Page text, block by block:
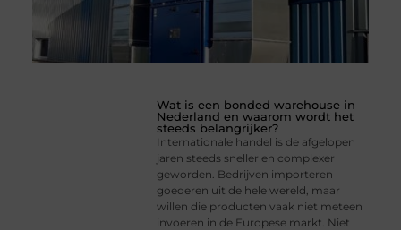
Wat is een bonded warehouse in
Nederland en waarom wordt het
steeds belangrijker?
Internationale handel is de afgelopen
jaren steeds sneller en complexer
geworden. Bedrijven importeren
goederen uit de hele wereld, maar
willen die producten vaak niet meteen
invoeren in de Europese markt. Niet